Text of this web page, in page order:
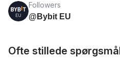
Followers
@Bybit EU
Ofte stillede